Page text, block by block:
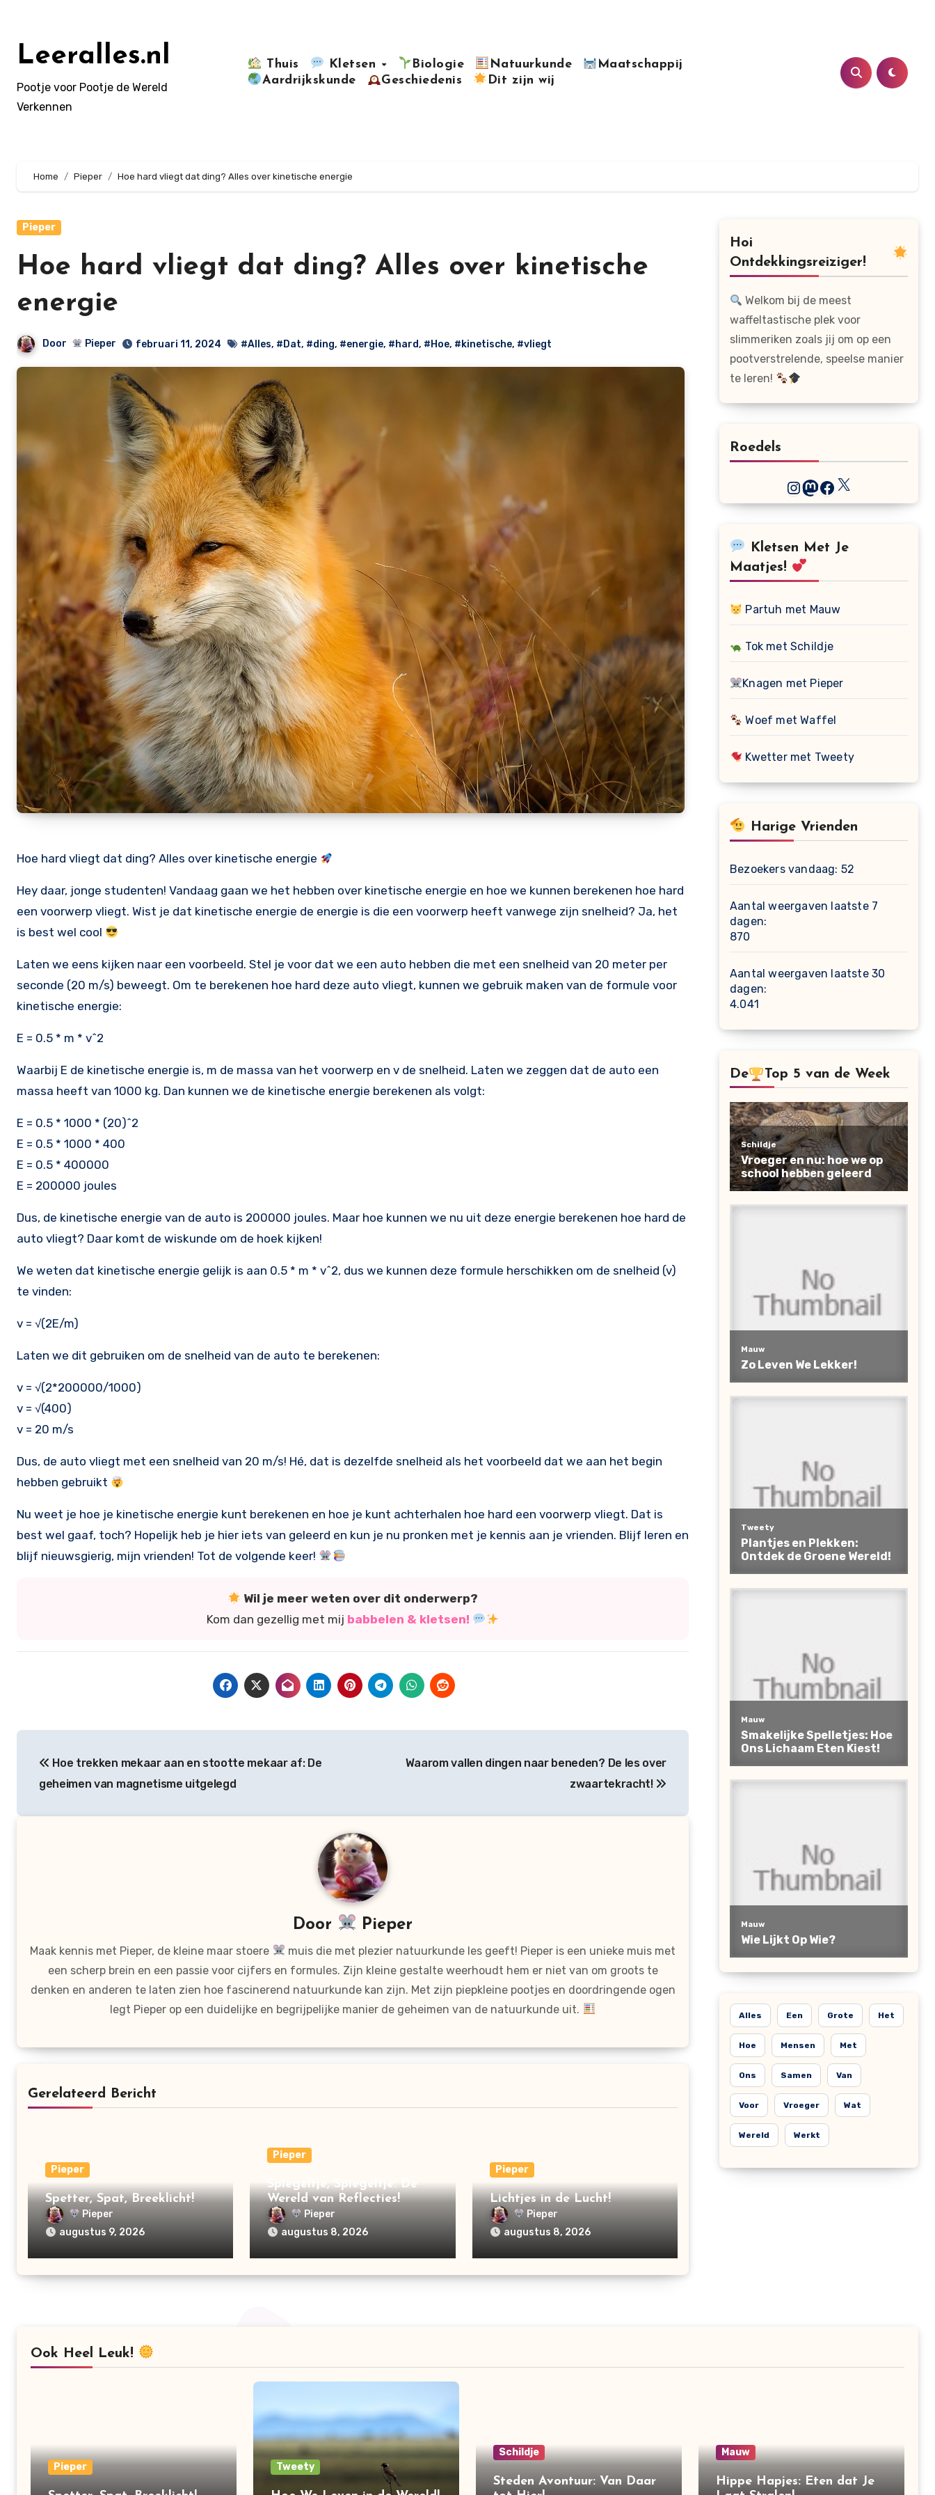
inhoudLeeralles.nl
Pootje voor Pootje de Wereld
Verkennen
Thuis Kletsen Biologie Natuurkunde
Maatschappij
Aardrijkskunde
Geschiedenis Dit zijn wij
Home Pieper Hoe hard vliegt dat ding? Alles over kinetische energie
Pieper
Hoe hard vliegt dat ding? Alles over kinetische
energie
Door Pieper februari 11, 2024 #Alles, #Dat, #ding, #energie, #hard, #Hoe, #kinetische, #vliegt
Hoe hard vliegt dat ding? Alles over kinetische energie
Hey daar, jonge studenten! Vandaag gaan we het hebben over kinetische energie en hoe we kunnen berekenen hoe hard
een voorwerp vliegt. Wist je dat kinetische energie de energie is die een voorwerp heeft vanwege zijn snelheid? Ja, het
is best wel cool
Laten we eens kijken naar een voorbeeld. Stel je voor dat we een auto hebben die met een snelheid van 20 meter per
seconde (20 m/s) beweegt. Om te berekenen hoe hard deze auto vliegt, kunnen we gebruik maken van de formule voor
kinetische energie:
E = 0.5 * m * v^2
Waarbij E de kinetische energie is, m de massa van het voorwerp en v de snelheid. Laten we zeggen dat de auto een
massa heeft van 1000 kg. Dan kunnen we de kinetische energie berekenen als volgt:
E = 0.5 * 1000 * (20)^2
E = 0.5 * 1000 * 400
E = 0.5 * 400000
E = 200000 joules
Dus, de kinetische energie van de auto is 200000 joules. Maar hoe kunnen we nu uit deze energie berekenen hoe hard de
auto vliegt? Daar komt de wiskunde om de hoek kijken!
We weten dat kinetische energie gelijk is aan 0.5 * m * v^2, dus we kunnen deze formule herschikken om de snelheid (v)
te vinden:
v = √(2E/m)
Laten we dit gebruiken om de snelheid van de auto te berekenen:
v = √(2*200000/1000)
v = √(400)
v = 20 m/s
Dus, de auto vliegt met een snelheid van 20 m/s! Hé, dat is dezelfde snelheid als het voorbeeld dat we aan het begin
hebben gebruikt
Nu weet je hoe je kinetische energie kunt berekenen en hoe je kunt achterhalen hoe hard een voorwerp vliegt. Dat is
best wel gaaf, toch? Hopelijk heb je hier iets van geleerd en kun je nu pronken met je kennis aan je vrienden. Blijf leren en
blijf nieuwsgierig, mijn vrienden! Tot de volgende keer!
Wil je meer weten over dit onderwerp?
Kom dan gezellig met mij babbelen & kletsen!
navigatie
Hoe trekken mekaar aan en stootte mekaar af: De
geheimen van magnetisme uitgelegd
Waarom vallen dingen naar beneden? De les over
zwaartekracht!
Door Pieper
Maak kennis met Pieper, de kleine maar stoere
muis die met plezier natuurkunde les geeft! Pieper is een unieke muis met
een scherp brein en een passie voor cijfers en formules. Zijn kleine gestalte weerhoudt hem er niet van om groots te
denken en anderen te laten zien hoe fascinerend natuurkunde kan zijn. Met zijn piepkleine pootjes en doordringende ogen
legt Pieper op een duidelijke en begrijpelijke manier de geheimen van de natuurkunde uit.
Gerelateerd Bericht
Pieper
Spetter, Spat, Breeklicht!
Pieper
augustus 9, 2026
Pieper
Spiegeltje, Spiegeltje: De
Wereld van Reflecties!
Pieper
augustus 8, 2026
Pieper
Lichtjes in de Lucht!
Pieper
augustus 8, 2026
Hoi
Ontdekkingsreiziger!
Welkom bij de meest
waffeltastische plek voor
slimmeriken zoals jij om op een
pootverstrelende, speelse manier
te leren!
Roedels
Instagram
Mastodon
Facebook
X
Kletsen Met Je
Maatjes!
Partuh met Mauw
Tok met Schildje
Knagen met Pieper
Woef met Waffel
Kwetter met Tweety
Harige Vrienden
Bezoekers vandaag: 52
Aantal weergaven laatste 7
dagen:
870
Aantal weergaven laatste 30
dagen:
4.041
De Top 5 van de Week
Alles Een Grote Het
Hoe Mensen Met
Ons Samen Van
Voor Vroeger Wat
Wereld Werkt
Ook Heel Leuk!
Pieper Tweety
Schildje
Steden Avontuur: Van Daar
Mauw
Hippe Hapjes: Eten dat Je